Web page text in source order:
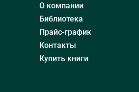
О компании
Библиотека
Прайс-график
Контакты
Купить книги